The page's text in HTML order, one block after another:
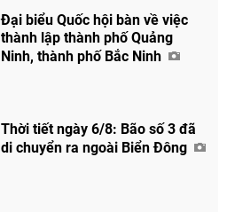
Đại biểu Quốc hội bàn về việc
thành lập thành phố Quảng
Ninh, thành phố Bắc Ninh
Thời tiết ngày 6/8: Bão số 3 đã
di chuyển ra ngoài Biển Đông